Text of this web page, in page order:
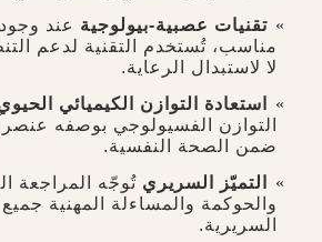
تقنيات عصبية-بيولوجية عند
مناسب، تُستخدم التقنية لدعم
لا لاستبدال الرعاية.
استعادة التوازن الكيميائي
التوازن الفسيولوجي بوصفه
ضمن الصحة النفسية.
التميّز السريري تُوجّه المراجعة
والحوكمة والمساءلة المهنية
السريرية.